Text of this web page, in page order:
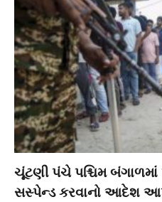
ચૂંટણી પંચે પશ્ચિમ
સસ્પેન્ડ કરવાનો આદેશ